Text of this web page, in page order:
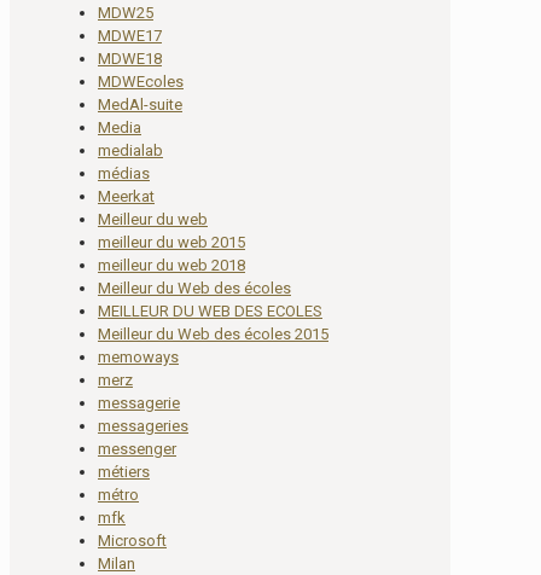
MDW25
MDWE17
MDWE18
MDWEcoles
MedAl-suite
Media
medialab
médias
Meerkat
Meilleur du web
meilleur du web 2015
meilleur du web 2018
Meilleur du Web des écoles
MEILLEUR DU WEB DES ECOLES
Meilleur du Web des écoles 2015
memoways
merz
messagerie
messageries
messenger
métiers
métro
mfk
Microsoft
Milan